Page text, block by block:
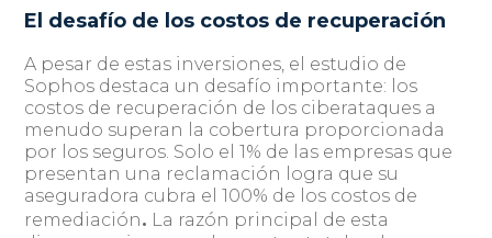
El desafío de los costos de recuperación
A pesar de estas inversiones, el estudio de
Sophos destaca un desafío importante: los
costos de recuperación de los ciberataques a
menudo superan la cobertura proporcionada
por los seguros. Solo el 1% de las empresas que
presentan una reclamación logra que su
aseguradora cubra el 100% de los costos de
remediación. La razón principal de esta